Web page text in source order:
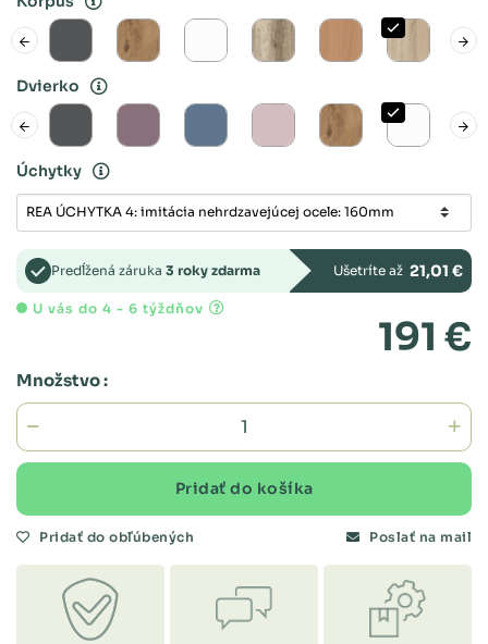
Dvierko
Úchytky
Predĺžená záruka 3 roky zdarma Ušetríte až 21,01 €
U vás do 4 - 6 týždňov
191 €
Množstvo :
Pridať do košíka
Pridať do obľúbených Poslať na mail